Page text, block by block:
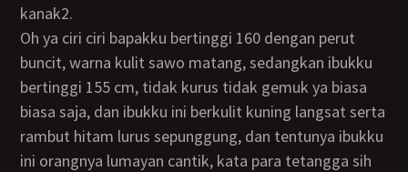
kanak2.
Oh ya ciri ciri bapakku bertinggi 160 dengan perut
buncit, warna kulit sawo matang, sedangkan ibukku
bertinggi 155 cm, tidak kurus tidak gemuk ya biasa
biasa saja, dan ibukku ini berkulit kuning langsat serta
rambut hitam lurus sepunggung, dan tentunya ibukku
ini orangnya lumayan cantik, kata para tetangga sih